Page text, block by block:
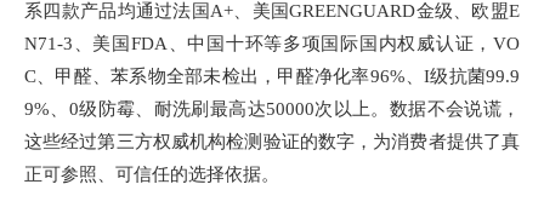
系四款产品均通过法国A+、美国GREENGUARD金级、欧盟E
N71-3、美国FDA、中国十环等多项国际国内权威认证，VO
C、甲醛、苯系物全部未检出，甲醛净化率96%、I级抗菌99.9
9%、0级防霉、耐洗刷最高达50000次以上。数据不会说谎，
这些经过第三方权威机构检测验证的数字，为消费者提供了真
正可参照、可信任的选择依据。